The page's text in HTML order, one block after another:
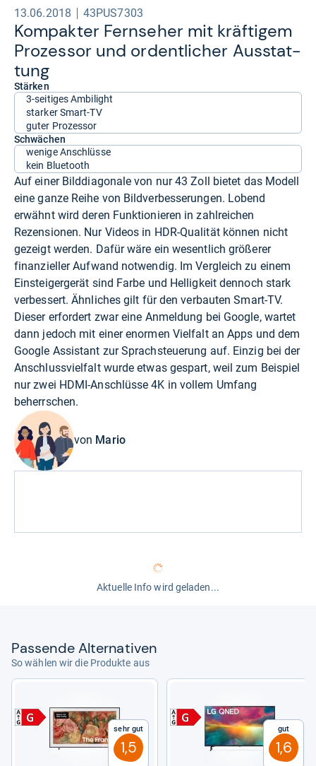
13.06.2018 43PUS7303
Kom­pak­ter Fern­se­her mit kräf­ti­gem
Pro­zes­sor und ordent­li­cher Aus­stat­
tung
Stärken
3-seitiges Ambilight
starker Smart-TV
guter Prozessor
Schwächen
wenige Anschlüsse
kein Bluetooth
Auf einer Bilddiagonale von nur 43 Zoll bietet das Modell
eine ganze Reihe von Bildverbesserungen. Lobend
erwähnt wird deren Funktionieren in zahlreichen
Rezensionen. Nur Videos in HDR-Qualität können nicht
gezeigt werden. Dafür wäre ein wesentlich größerer
finanzieller Aufwand notwendig. Im Vergleich zu einem
Einsteigergerät sind Farbe und Helligkeit dennoch stark
verbessert. Ähnliches gilt für den verbauten Smart-TV.
Dieser erfordert zwar eine Anmeldung bei Google, wartet
dann jedoch mit einer enormen Vielfalt an Apps und dem
Google Assistant zur Sprachsteuerung auf. Einzig bei der
Anschlussvielfalt wurde etwas gespart, weil zum Beispiel
nur zwei HDMI-Anschlüsse 4K in vollem Umfang
beherrschen.
von Mario
Aktuelle Info wird geladen...
Pas­sende Alter­na­ti­ven
So wählen wir die Produkte aus
Sehr gut
1,5
Gut
1,6